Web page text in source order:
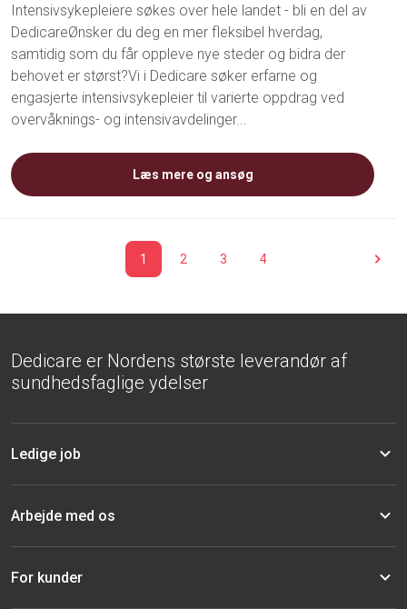
Intensivsykepleiere søkes over hele landet - bli en del av
DedicareØnsker du deg en mer fleksibel hverdag,
samtidig som du får oppleve nye steder og bidra der
behovet er størst?Vi i Dedicare søker erfarne og
engasjerte intensivsykepleier til varierte oppdrag ved
overvåknings- og intensivavdelinger...
Læs mere og ansøg
1 2 3 4
Dedicare er Nordens største leverandør af
sundhedsfaglige ydelser
Ledige job
Arbejde med os
For kunder